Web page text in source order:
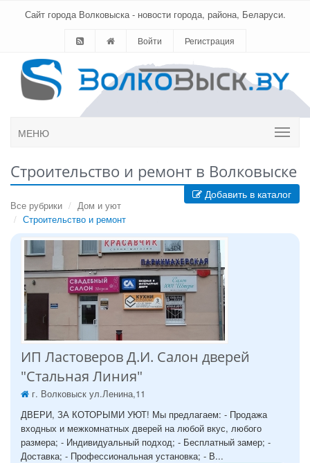
Сайт города Волковыска - новости города, района, Беларуси.
Войти Регистрация
МЕНЮ
Строительство и ремонт в Волковыске
Добавить в каталог
Все рубрики
Дом и уют
Строительство и ремонт
ИП Ластоверов Д.И. Салон дверей
"Стальная Линия"
г. Волковыск ул.Ленина,11
ДВЕРИ, ЗА КОТОРЫМИ УЮТ! Мы предлагаем: - Продажа
входных и межкомнатных дверей на любой вкус, любого
размера; - Индивидуальный подход; - Бесплатный замер; -
Доставка; - Профессиональная установка; - В...